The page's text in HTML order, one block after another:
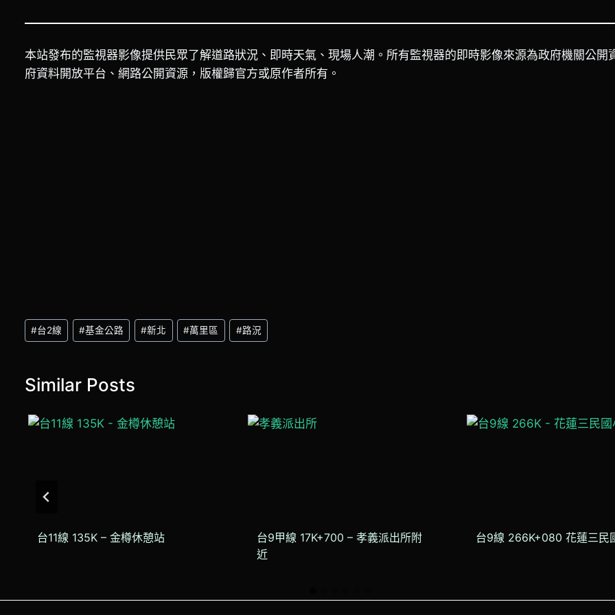
本站發布的監視器影像提供民眾了解道路狀況、即時天氣、現場人潮。所有監視器的即時影像來源為政府機關公開
府資料開放平台、網路公開資源，版權歸官方或原作者所有。
Post
Tags:
#台2線 #基金公路 #新北 #萬里區 #路況
Similar Posts
台11線 135K – 金樽休憩站
台9甲線 17K+700 – 孝義派出所附
近
台9線 266K+080 花蓮三民